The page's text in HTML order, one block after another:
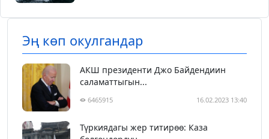
Эң көп окулгандар
АКШ президенти Джо Байдендиин
саламаттыгын...
6465915 16.02.2023 13:40
Түркиядагы жер титирөө: Каза